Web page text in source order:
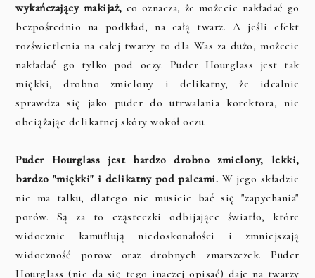
wykańczający makijaż, co oznacza, że możecie nakładać go
bezpośrednio na podkład, na całą twarz. A jeśli efekt
rozświetlenia na całej twarzy to dla Was za dużo, możecie
nakładać go tylko pod oczy. Puder Hourglass jest tak
miękki, drobno zmielony i delikatny, że idealnie
sprawdza się jako puder do utrwalania korektora, nie
obciążając delikatnej skóry wokół oczu.
Puder Hourglass jest bardzo drobno zmielony, lekki,
bardzo "miękki" i delikatny pod palcami. W jego składzie
nie ma talku, dlatego nie musicie bać się "zapychania"
porów. Są za to cząsteczki odbijające światło, które
widocznie kamuflują niedoskonałości i zmniejszają
widoczność porów oraz drobnych zmarszczek. Puder
Hourglass (nie da się tego inaczej opisać) daje na twarzy